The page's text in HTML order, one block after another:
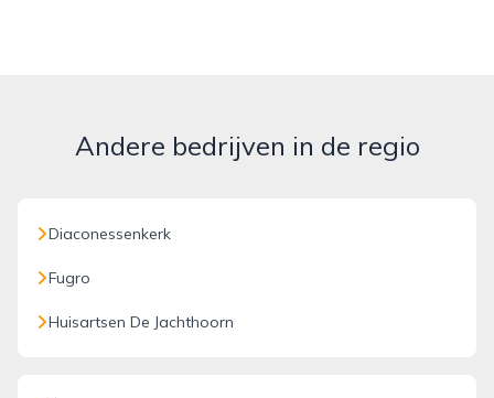
Andere bedrijven in de regio
Diaconessenkerk
Fugro
Huisartsen De Jachthoorn